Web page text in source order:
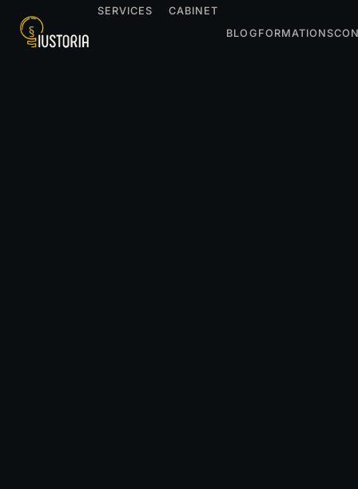
SERVICES
CABINET
BLOG FORMATIONS